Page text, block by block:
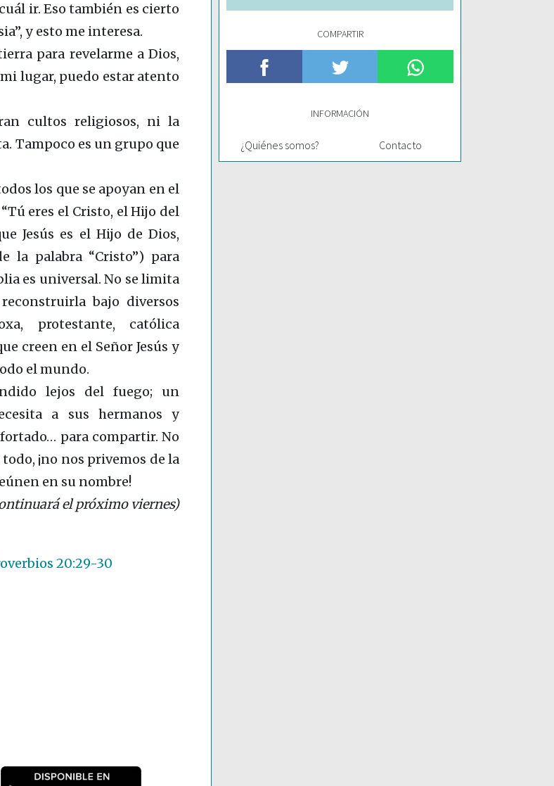
ir. Eso también es cierto
y esto me interesa.
para revelarme a Dios,
lugar, puedo estar atento
cultos religiosos, ni la
Tampoco es un grupo que
los que se apoyan en el
eres el Cristo, el Hijo del
Jesús es el Hijo de Dios,
la palabra “Cristo”) para
es universal. No se limita
bajo diversos
protestante, católica
creen en el Señor Jesús y
el mundo.
lejos del fuego; un
a sus hermanos y
para compartir. No
¡no nos privemos de la
en su nombre!
el próximo viernes)
20:29-30
COMPARTIR
INFORMACIÓN
¿Quiénes somos? Contacto